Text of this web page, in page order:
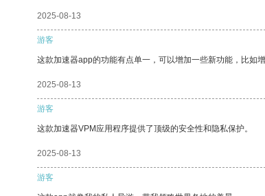
2025-08-13
游客
这款加速器app的功能有点单一，可以增加一些新功能，比如
2025-08-13
游客
这款加速器VPM应用程序提供了顶级的安全性和隐私保护。
2025-08-13
游客